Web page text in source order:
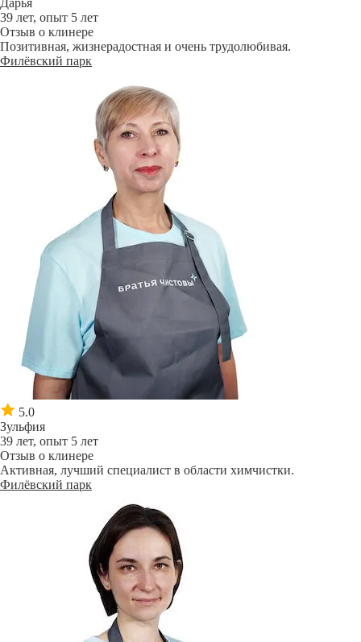
Дарья
39 лет, опыт 5 лет
Отзыв о клинере
Позитивная, жизнерадостная и очень трудолюбивая.
Филёвский парк
5.0
Зульфия
39 лет, опыт 5 лет
Отзыв о клинере
Активная, лучший специалист в области химчистки.
Филёвский парк